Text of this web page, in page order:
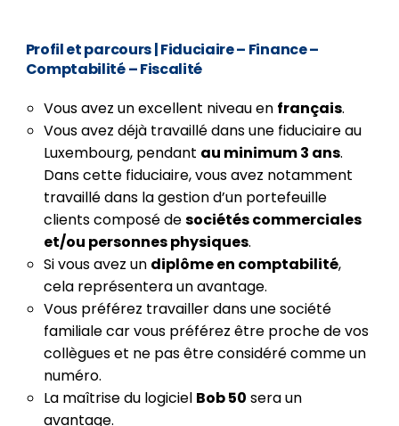
Profil et parcours| Fiduciaire – Finance –
Comptabilité – Fiscalité
Vous avez un excellent niveau en français.
Vous avez déjà travaillé dans une fiduciaire au
Luxembourg, pendant au minimum 3 ans.
Dans cette fiduciaire, vous avez notamment
travaillé dans la gestion d’un portefeuille
clients composé desociétés commerciales
et/ou personnes physiques.
Si vous avez un diplôme en comptabilité,
cela représentera un avantage.
Vous préférez travailler dans une société
familiale car vous préférez être proche de vos
collègues et ne pas être considéré comme un
numéro.
La maîtrise du logiciel Bob 50 sera un
avantage.